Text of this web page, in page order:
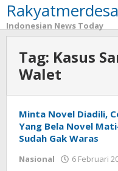
Lewati
ke
konten
Rakyatmerdesa
Indonesian News Today
Tag: Kasus
Walet
Minta Novel Diadili,
Yang Bela Novel
Sudah Gak Waras
Nasional 6 Februari